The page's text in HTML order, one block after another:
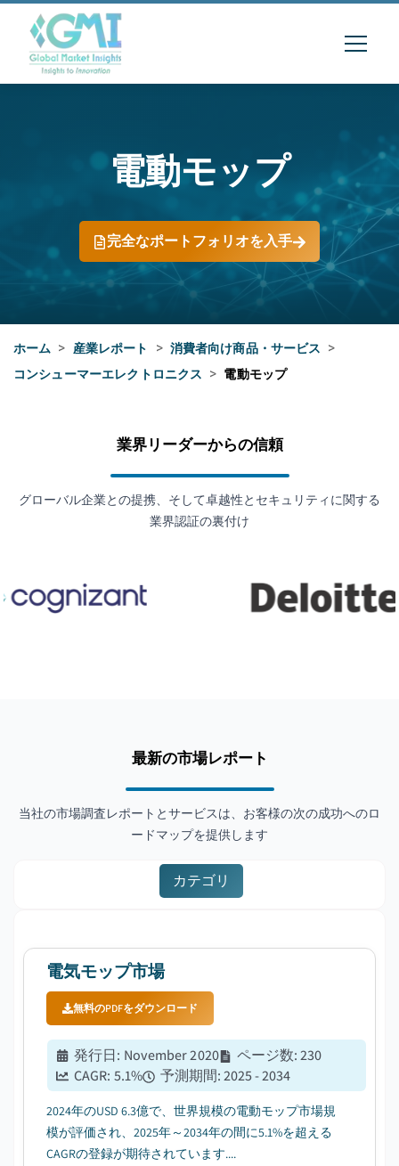
電動モップ
完全なポートフォリオを入手
ホーム > 産業レポート > 消費者向け商品・サービス >
コンシューマーエレクトロニクス > 電動モップ
業界リーダーからの信頼
グローバル企業との提携、そして卓越性とセキュリティに関する
業界認証の裏付け
最新の市場レポート
当社の市場調査レポートとサービスは、お客様の次の成功へのロ
ードマップを提供します
カテゴリ
電気モップ市場
無料のPDFをダウンロード
発行日: November 2020 ページ数:230
CAGR: 5.1% 予測期間:2025 - 2034
2024年のUSD 6.3億で、世界規模の電動モップ市場規
模が評価され、2025年～2034年の間に5.1%を超える
CAGRの登録が期待されています....